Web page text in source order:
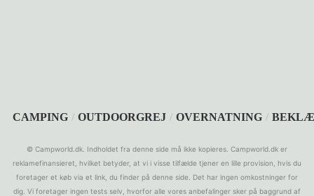
CAMPING / OUTDOORGREJ / OVERNATNING /
© Campworld.dk. Indholdet fra denne side må ikke kopieres. Campworld.dk er
reklamefinansieret, hvilket betyder, at vi i visse tilfælde tjener en lille provision, hvis du
foretager et køb via et link, du finder på denne side. Det har ingen omkostninger for
dig. Vi foretager ingen tests selv, hvorfor alle vores anbefalinger sker på baggrund af